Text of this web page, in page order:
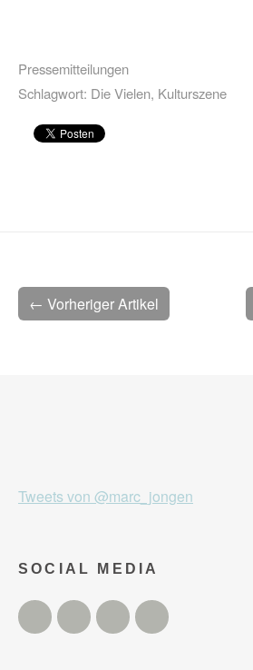
Pressemitteilungen
Schlagwort: Die Vielen, Kulturszene
← Vorheriger Artikel
Tweets von @marc_jongen
SOCIAL MEDIA
Twitter FacebookInstagram